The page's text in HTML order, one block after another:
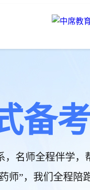
备
，名师全程伴学，
师”，我们全程陪跑